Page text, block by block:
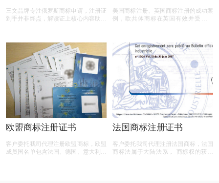
则
三文品牌专注俄罗斯商标申请，注册证
到手并非终点，解读证上核心内容助您
业壁垒，而法律效力更是维权坚强盾
牌，无论从业者还是企业，都能从中汲
取实用知识，规避风险、捍卫品牌价
值。
美国商标注册、英国商标注册的成功案
例，欧共体商标在英国有效并受到保
申请人可以基于英国本国的注册或申
请， 通过英国专利局向国际局申请国
际注册， 从而指定其他议定书成员国
并在该国得到商标保护。
欧盟商标注册证书
客户委托我司代理注册欧盟商标，欧盟
成员国名单包含法国、德国、意大利、
法国商标注册证书
客户委托我司代理注册法国商标，法国
商标法属于大陆法系， 商标权的获得